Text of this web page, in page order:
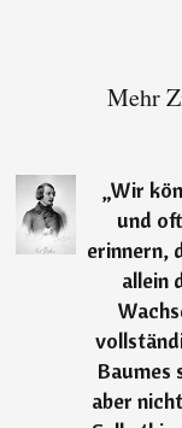
Mehr
„Wir
und
erinnern,
allein
Baumes
aber